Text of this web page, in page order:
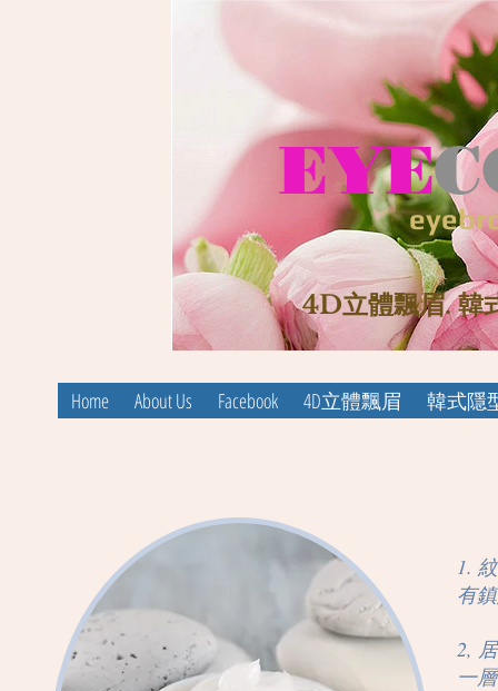
EYE
4D立體飄眉. 韓
Home About Us Facebook 4D立體飄眉 韓式隱
1.
有
2,
一